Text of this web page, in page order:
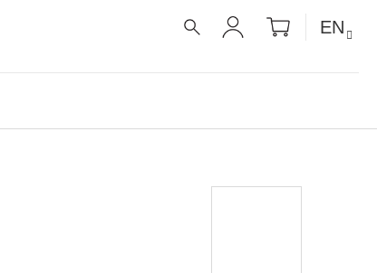
CART
EN